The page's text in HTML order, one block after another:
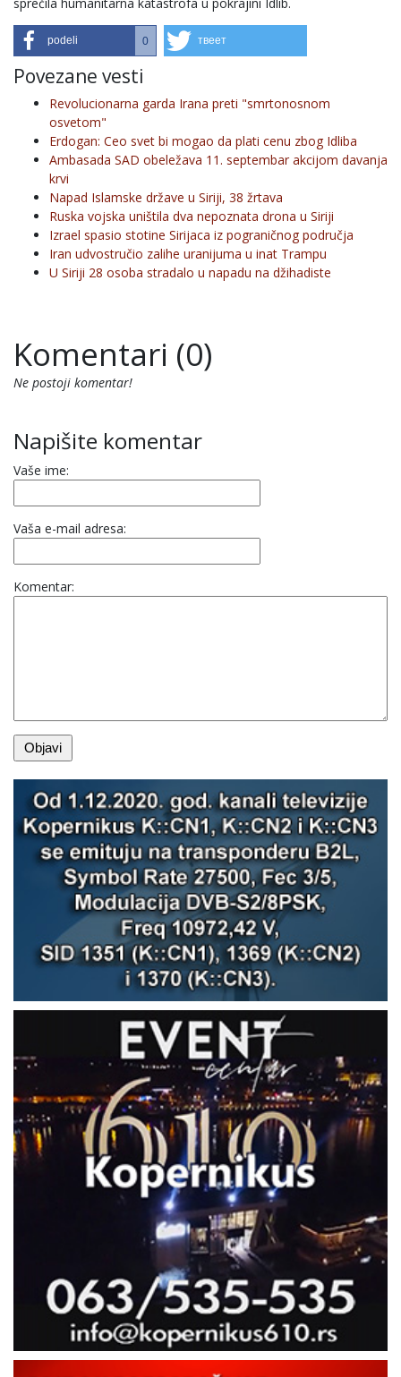
podeli 0 твеет
Povezane vesti
Revolucionarna garda Irana preti "smrtonosnom
osvetom"
Erdogan: Ceo svet bi mogao da plati cenu zbog Idliba
Ambasada SAD obeležava 11. septembar akcijom davanja
krvi
Napad Islamske države u Siriji, 38 žrtava
Ruska vojska uništila dva nepoznata drona u Siriji
Izrael spasio stotine Sirijaca iz pograničnog područja
Iran udvostručio zalihe uranijuma u inat Trampu
U Siriji 28 osoba stradalo u napadu na džihadiste
Komentari (0)
Ne postoji komentar!
Napišite komentar
Vaše ime:
Vaša e-mail adresa:
Komentar: